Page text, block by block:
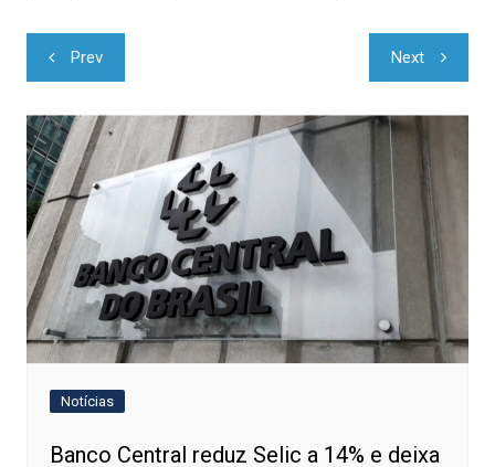
Navegação
de
Post
Prev Next
Notícias
Banco Central reduz Selic a 14% e deixa